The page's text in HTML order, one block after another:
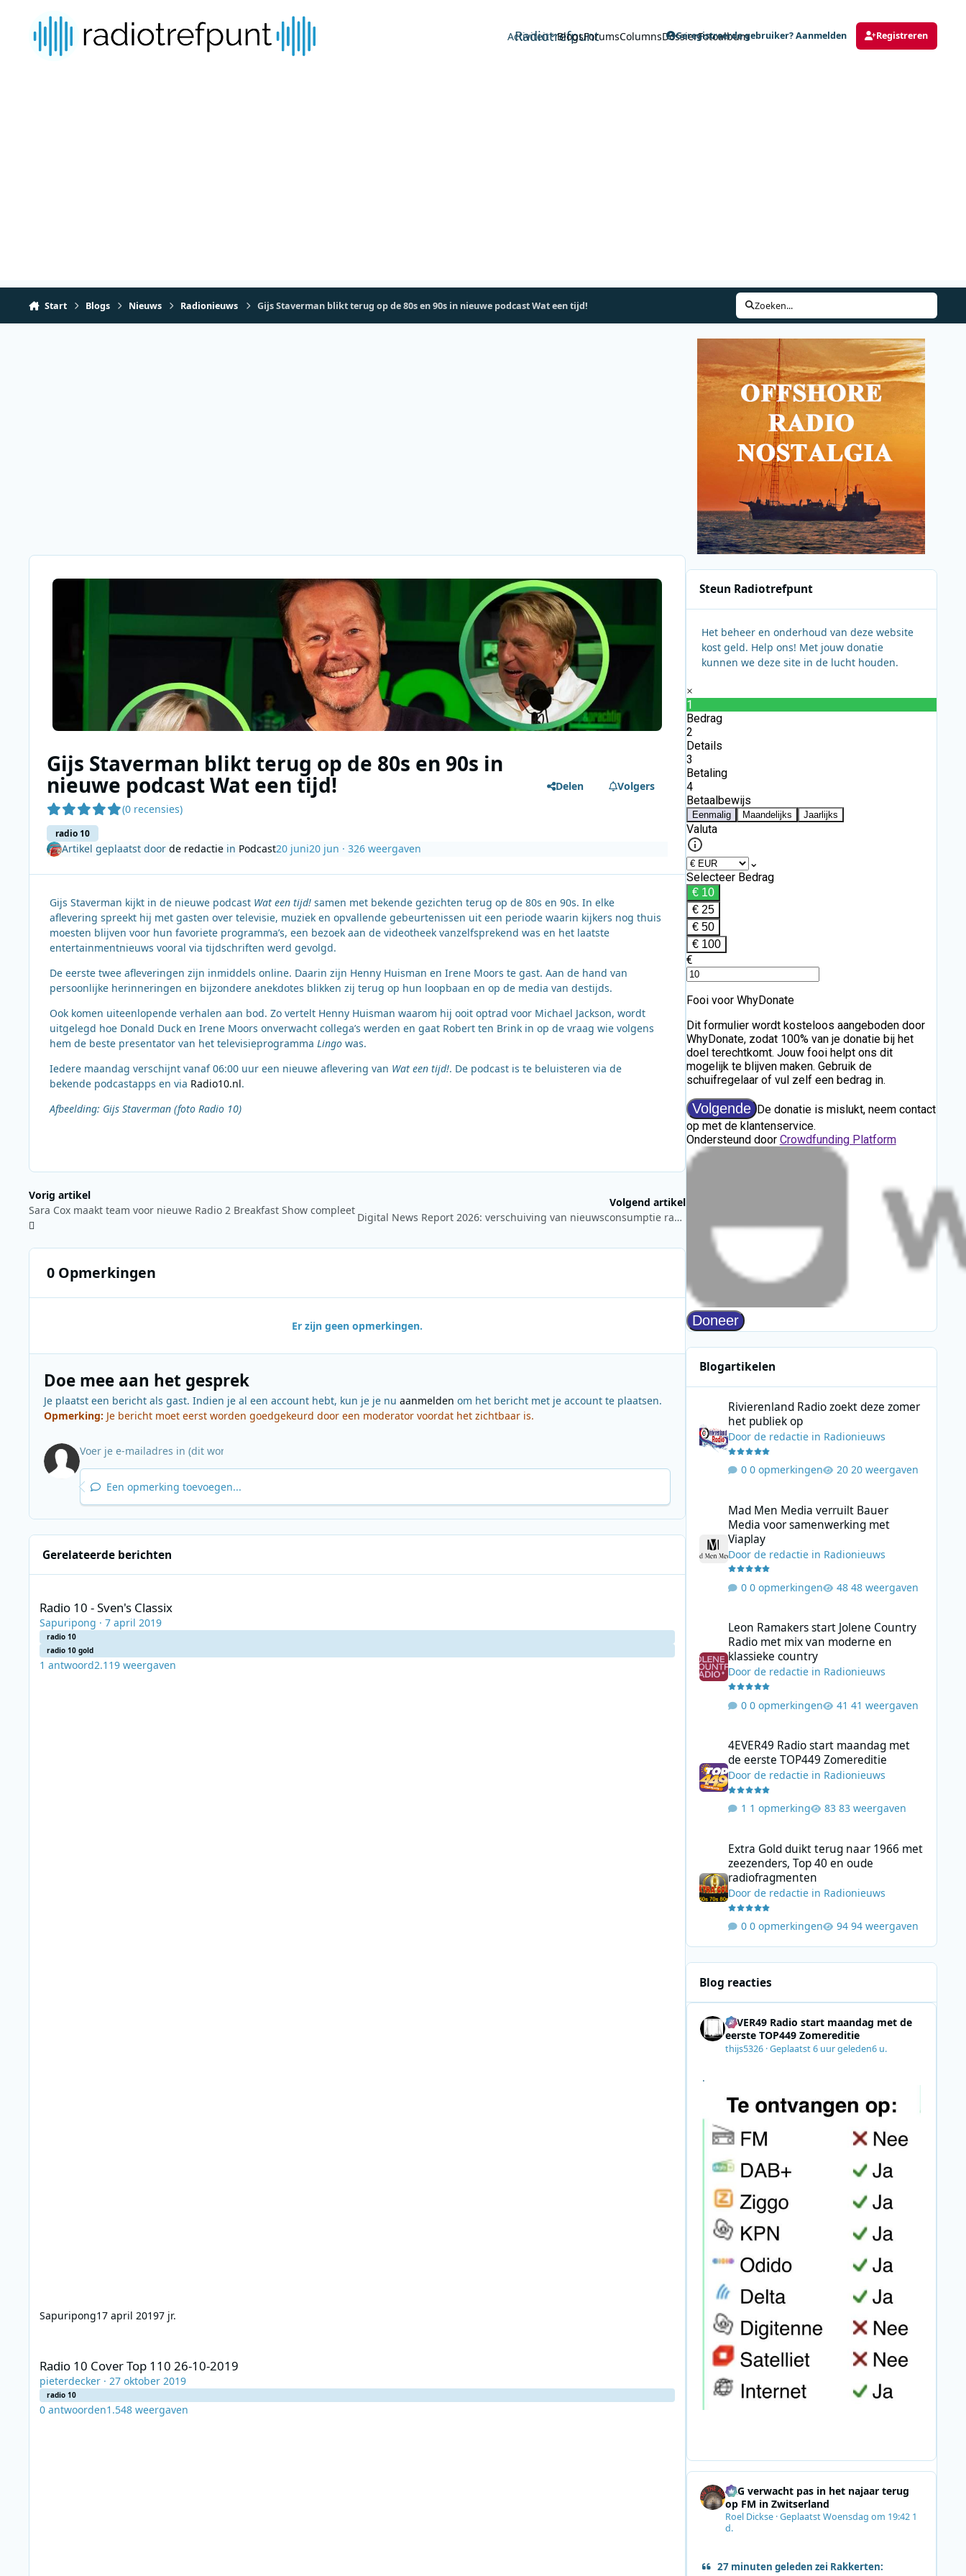
Radiotrefpunt
Activiteit BlogsForumsColumnsDossierFotoalbum
Geregistreerde gebruiker? Aanmelden Registreren
Start Blogs Nieuws Radionieuws Gijs Staverman blikt terug op de 80s en 90s in nieuwe podcast Wat een tijd! Zoeken...
Gijs Staverman blikt terug op de 80s en 90s in
nieuwe podcast Wat een tijd!
(0 recensies)
radio 10
Delen Volgers
Artikel geplaatst door de redactiein Podcast20 juni20 jun · 326 weergaven
Gijs Staverman kijkt in de nieuwe podcast Wat een tijd! samen met bekende gezichten terug op de 80s en 90s. In elke
aflevering spreekt hij met gasten over televisie, muziek en opvallende gebeurtenissen uit een periode waarin kijkers nog thuis
moesten blijven voor hun favoriete programma’s, een bezoek aan de videotheek vanzelfsprekend was en het laatste
entertainmentnieuws vooral via tijdschriften werd gevolgd.
De eerste twee afleveringen zijn inmiddels online. Daarin zijn Henny Huisman en Irene Moors te gast. Aan de hand van
persoonlijke herinneringen en bijzondere anekdotes blikken zij terug op hun loopbaan en op de media van destijds.
Ook komen uiteenlopende verhalen aan bod. Zo vertelt Henny Huisman waarom hij ooit optrad voor Michael Jackson, wordt
uitgelegd hoe Donald Duck en Irene Moors onverwacht collega’s werden en gaat Robert ten Brink in op de vraag wie volgens
hem de beste presentator van het televisieprogramma Lingo was.
Iedere maandag verschijnt vanaf 06:00 uur een nieuwe aflevering van Wat een tijd!. De podcast is te beluisteren via de
bekende podcastapps en via Radio10.nl.
Afbeelding: Gijs Staverman (foto Radio 10)
Vorig artikel
Sara Cox maakt team voor nieuwe Radio 2 Breakfast Show compleet
Volgend artikel
Digital News Report 2026: verschuiving van nieuwsconsumptie raakt ook de radiosector
0 Opmerkingen
Er zijn geen opmerkingen.
Doe mee aan het gesprek
Je plaatst een bericht als gast. Indien je al een account hebt, kun je je nu aanmelden om het bericht met je account te plaatsen.
Opmerking: Je bericht moet eerst worden goedgekeurd door een moderator voordat het zichtbaar is.
Een opmerking toevoegen...
Gerelateerde berichten
Radio 10 - Sven's Classix
Sapuripong · 7 april 2019
radio 10
radio 10 gold
1 antwoord2.119 weergaven
Sapuripong17 april 20197 jr.
Radio 10 Cover Top 110 26-10-2019
pieterdecker · 27 oktober 2019
radio 10
0 antwoorden1.548 weergaven
Steun Radiotrefpunt
Het beheer en onderhoud van deze website
kost geld. Help ons! Met jouw donatie
kunnen we deze site in de lucht houden.
Blogartikelen
Rivierenland Radio zoekt deze zomer
het publiek op
Door de redactiein Radionieuws
0 opmerkingen 20 weergaven
Mad Men Media verruilt Bauer
Media voor samenwerking met
Viaplay
Door de redactiein Radionieuws
0 opmerkingen 48 weergaven
Leon Ramakers start Jolene Country
Radio met mix van moderne en
klassieke country
Door de redactiein Radionieuws
0 opmerkingen 41 weergaven
4EVER49 Radio start maandag met
de eerste TOP449 Zomereditie
Door de redactiein Radionieuws
1 opmerking 83 weergaven
Extra Gold duikt terug naar 1966 met
zeezenders, Top 40 en oude
radiofragmenten
Door de redactiein Radionieuws
0 opmerkingen 94 weergaven
Blog reacties
4EVER49 Radio start maandag met de
eerste TOP449 Zomereditie
thijs5326·Geplaatst6 uur geleden6 u.
.
SRG verwacht pas in het najaar terug
op FM in Zwitserland
Roel Dickse·GeplaatstWoensdag om 19:42 1
d.
27 minuten geleden zei Rakkerten: